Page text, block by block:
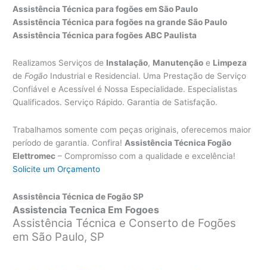
Assistência Técnica para fogões em São Paulo
Assistência Técnica para fogões na grande São Paulo
Assistência Técnica para fogões ABC Paulista
Realizamos Serviços de Instalação, Manutenção e Limpeza
de Fogão Industrial e Residencial. Uma Prestação de Serviço
Confiável e Acessível é Nossa Especialidade. Especialistas
Qualificados. Serviço Rápido. Garantia de Satisfação.
Trabalhamos somente com peças originais, oferecemos maior
período de garantia. Confira! Assistência Técnica Fogão
Elettromec – Compromisso com a qualidade e excelência!
Solicite um Orçamento
Assistência Técnica de Fogão SP
Assistencia Tecnica Em Fogoes
Assistência Técnica e Conserto de Fogões
em São Paulo, SP